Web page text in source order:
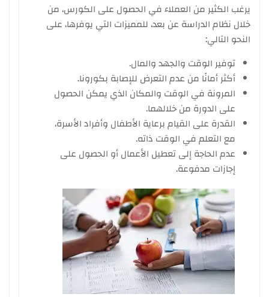
يرغب الكثير من العملاء في الحصول على الكورس، من
خلال نظام الدراسة عن بعد، للمميزات التي يوفرها، على
النحو التالي:
توفير الوقت والجهد والمال.
أكثر أمانًا من عدم التعرض للإصابة بكورونا.
المرونة في الوقت والمكان الذي يمكن الحصول
على الدورة من خلالهما.
القدرة على القيام برعاية الأطفال وأفراد الأسرة،
مع التعلم في الوقت ذاته.
عدم الحاجة إلى تعطيل الأعمال أو الحصول على
إجازات مدفوعة.